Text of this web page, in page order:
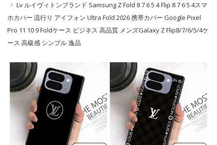
Lv ルイヴィトンブランド Samsung Z Fold 8 7 6 5 4 Flip 8 7 6 5 4スマ
ホカバー 流行り アイフォン Ultra Fold 2026 携帯カバー Google Pixel
Pro 11 10 9 Foldケース ビジネス 高品質 メンズGalaxy Z Flip8/7/6/5/4ケ
ース 高級感 シンプル 逸品